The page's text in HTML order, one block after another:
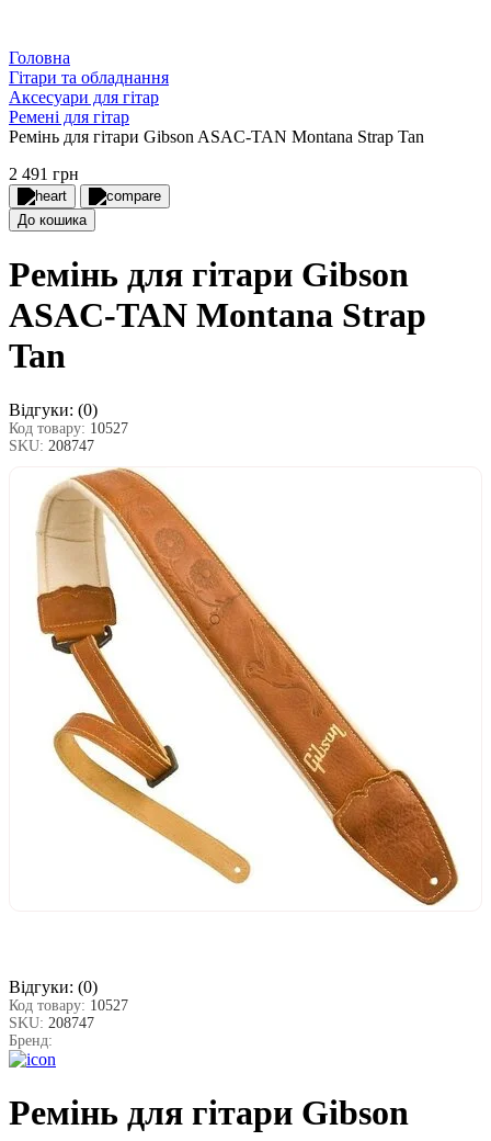
Головна
Гітари та обладнання
Аксесуари для гітар
Ремені для гітар
Ремінь для гітари Gibson ASAC-TAN Montana Strap Tan
2 491 грн
До кошика
Ремінь для гітари Gibson
ASAC-TAN Montana Strap
Tan
Відгуки: (0)
Код товару: 10527
SKU: 208747
Відгуки: (0)
Код товару: 10527
SKU: 208747
Бренд:
Ремінь для гітари Gibson